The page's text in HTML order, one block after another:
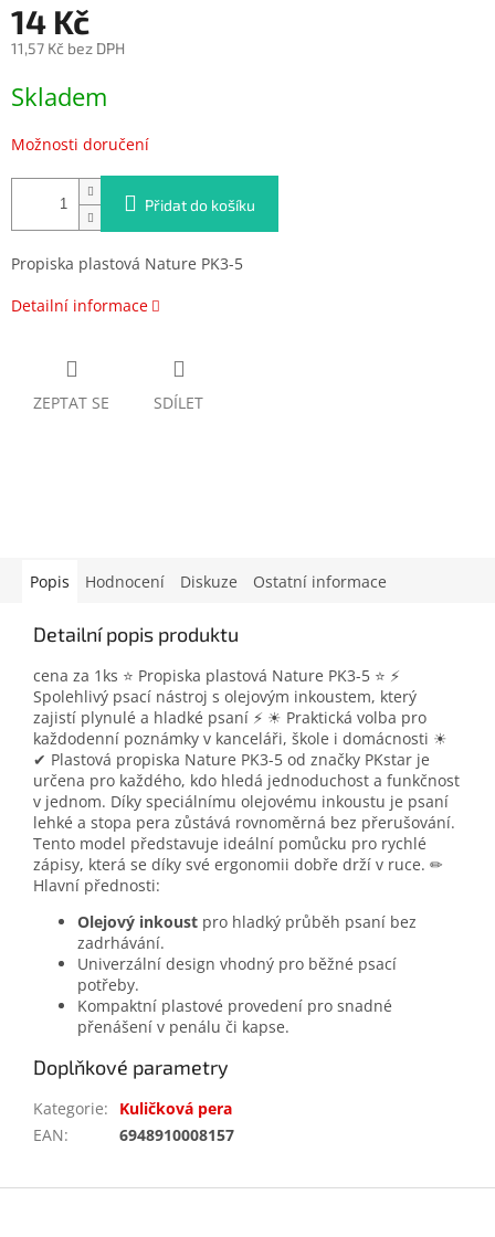
14 Kč
11,57 Kč bez DPH
cena:
Skladem
Možnosti doručení
Přidat do košíku
Propiska plastová Nature PK3-5
Detailní informace
ZEPTAT SE SDÍLET
Popis Hodnocení Diskuze Ostatní informace
Detailní popis produktu
cena za 1ks ⭐ Propiska plastová Nature PK3-5 ⭐ ⚡
Spolehlivý psací nástroj s olejovým inkoustem, který
zajistí plynulé a hladké psaní ⚡ ☀ Praktická volba pro
každodenní poznámky v kanceláři, škole i domácnosti ☀
✔ Plastová propiska Nature PK3-5 od značky PKstar je
určena pro každého, kdo hledá jednoduchost a funkčnost
v jednom. Díky speciálnímu olejovému inkoustu je psaní
lehké a stopa pera zůstává rovnoměrná bez přerušování.
Tento model představuje ideální pomůcku pro rychlé
zápisy, která se díky své ergonomii dobře drží v ruce. ✏
Hlavní přednosti:
Olejový inkoust pro hladký průběh psaní bez
zadrhávání.
Univerzální design vhodný pro běžné psací
potřeby.
Kompaktní plastové provedení pro snadné
přenášení v penálu či kapse.
Doplňkové parametry
Kategorie:
Kuličková pera
EAN: 6948910008157